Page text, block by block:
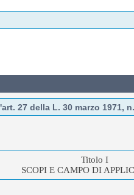
27 della L. 30 marzo 1971,
Titolo I
SCOPI E CAMPO DI